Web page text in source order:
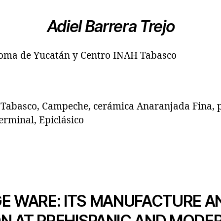
Adiel Barrera Trejo
de Yucatán y Centro INAH Tabasco
Campeche, cerámica Anaranjada Fina,
Epiclásico
WARE: ITS MANUFACTURE